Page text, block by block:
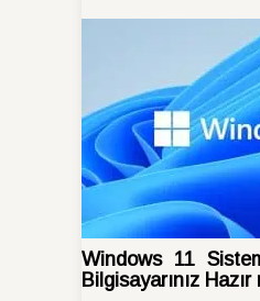
Windows 11
Bilgisayarınız Hazır